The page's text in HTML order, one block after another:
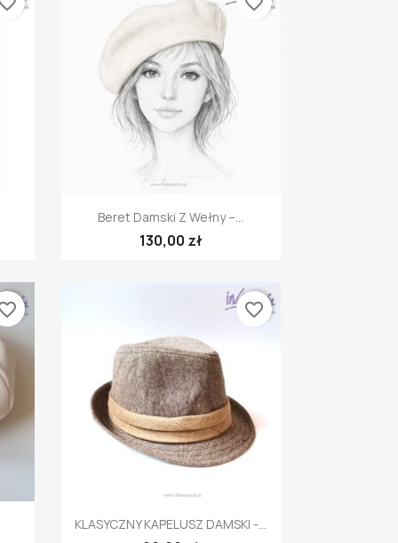
Szybki podgląd
Beret Damski Z Wełny –...
130,00 zł
Szybki podgląd
KLASYCZNY KAPELUSZ DAMSKI -...
favorite_border